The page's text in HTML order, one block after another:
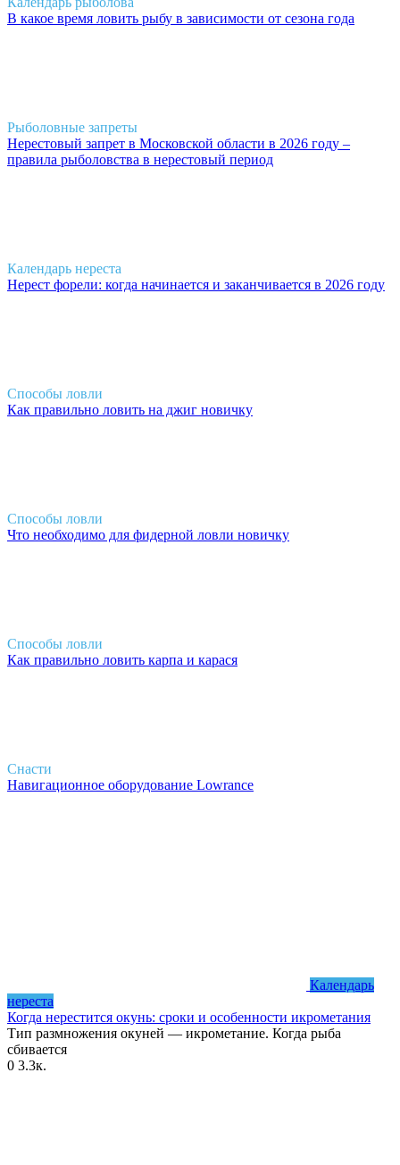
В какое время ловить рыбу в зависимости от сезона года
Рыболовные запреты
Нерестовый запрет в Московской области в 2026 году –
правила рыболовства в нерестовый период
Календарь нереста
Нерест форели: когда начинается и заканчивается в 2026 году
Способы ловли
Как правильно ловить на джиг новичку
Способы ловли
Что необходимо для фидерной ловли новичку
Способы ловли
Как правильно ловить карпа и карася
Снасти
Навигационное оборудование Lowrance
Календарь
нереста
Когда нерестится окунь: сроки и особенности икрометания
Тип размножения окуней — икрометание. Когда рыба
сбивается
0 3.3к.